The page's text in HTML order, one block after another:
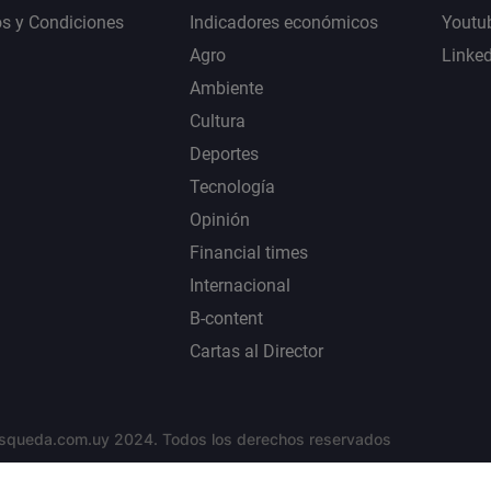
y Condiciones
Indicadores económicos
Agro
Ambiente
Cultura
Deportes
Tecnología
Opinión
Financial times
Internacional
B-content
Cartas al Director
2024. Todos los derechos reservados